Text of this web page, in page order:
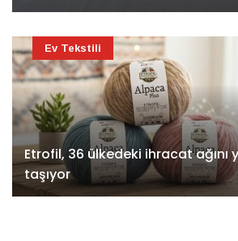
Etrofil, 36 ülkedeki ihracat ağını
taşıyor
Ev Tekstili